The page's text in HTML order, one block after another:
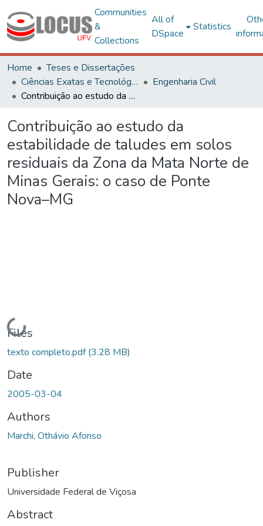
Communities
&
Collections
All of
DSpace
Statistics
Home
Teses e Dissertações
Ciências Exatas e Tecnológicas
Engenharia Civil
Contribuição ao estudo da estabilidade de taludes em solos residuais da Zona da Mata Norte de Minas Gerais: o caso de Ponte Nova–MG
Contribuição ao estudo da
estabilidade de taludes em solos
residuais da Zona da Mata Norte de
Minas Gerais: o caso de Ponte
Nova–MG
Loading...
Files
texto completo.pdf(3.28 MB)
Date
2005-03-04
Authors
Marchi, Othávio Afonso
Publisher
Universidade Federal de Viçosa
Abstract